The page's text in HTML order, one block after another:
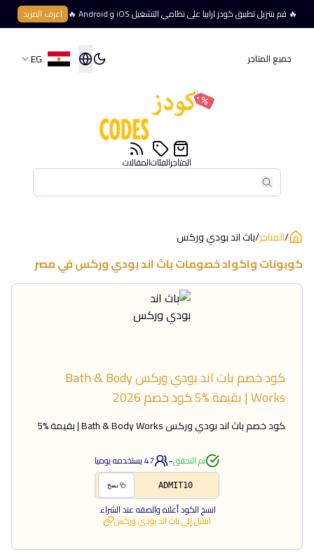
🔥 قم بتنزيل تطبيق كودز ارابيا على نظامي التشغيل iOS و Android 🔥 اعرف المزيد
جميع المتاجر EG
بحث
بحث
المتاجرالفئاتالمقالات
/المتاجر/باث اند بودي وركس
كوبونات واكواد خصوماتباث اند بودي وركسفيمصر
كود خصم باث اند بودي وركس Bath & Body
Works | بقيمة %5
كود خصم2026
كود خصم باث اند بودي وركس Bath & Body Works | بقيمة %5
تم التحقق-
47يستخدمه يوميا
ADMIT10 نسخ
انسخ الكود أعلاه والصقه عند الشراء.
انتقل إلىباث اند بودي وركس